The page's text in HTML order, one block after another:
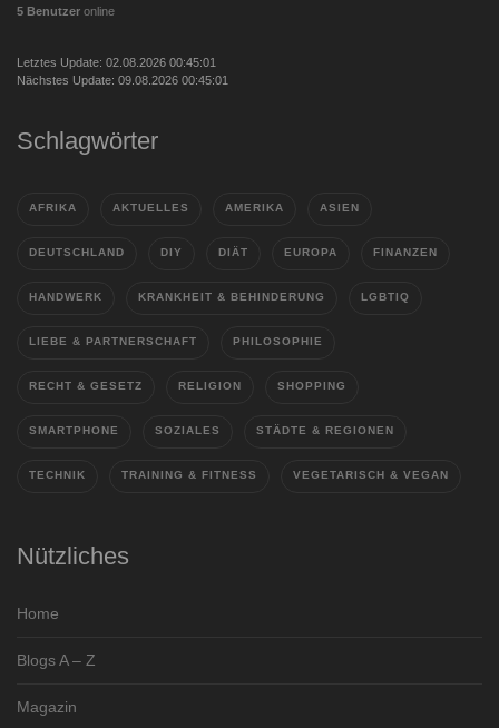
5 Benutzer online
Letztes Update: 02.08.2026 00:45:01
Nächstes Update: 09.08.2026 00:45:01
Schlagwörter
AFRIKA AKTUELLES AMERIKA ASIEN
DEUTSCHLAND DIY DIÄT EUROPA FINANZEN
HANDWERK KRANKHEIT & BEHINDERUNG LGBTIQ
LIEBE & PARTNERSCHAFT PHILOSOPHIE
RECHT & GESETZ RELIGION SHOPPING
SMARTPHONE SOZIALES STÄDTE & REGIONEN
TECHNIK TRAINING & FITNESS VEGETARISCH & VEGAN
Nützliches
Home
Blogs A – Z
Magazin